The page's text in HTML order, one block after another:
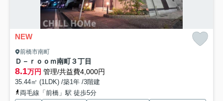
NEW
前橋市南町
Ｄ－ｒｏｏｍ南町３丁目
8.1万円 管理/共益費4,000円
35.44㎡ (1LDK) /築1年 /3階建
両毛線「前橋」駅 徒歩5分